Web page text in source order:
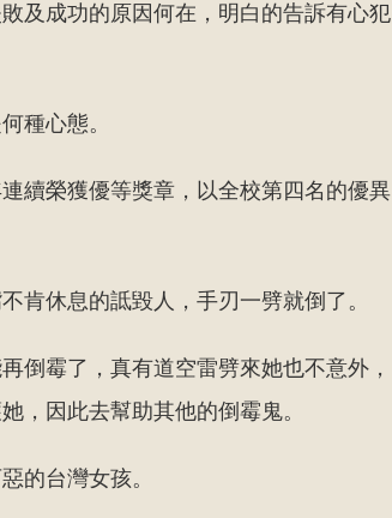
及成功的原因何在，明白的告訴有心犯
種心態。
續榮獲優等獎章，以全校第四名的優異
肯休息的詆毀人，手刃一劈就倒了。
倒霉了，真有道空雷劈來她也不意外，
，因此去幫助其他的倒霉鬼。
的台灣女孩。